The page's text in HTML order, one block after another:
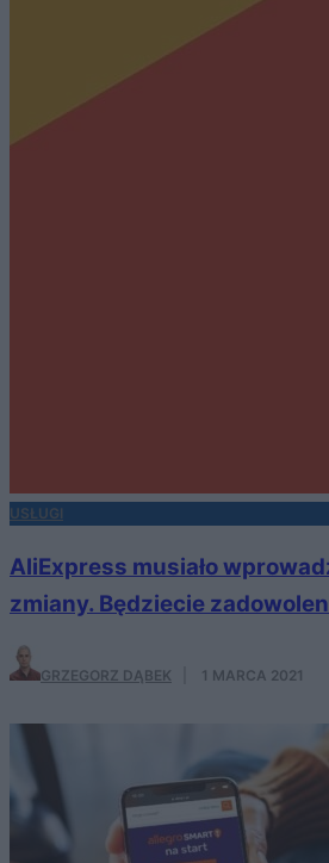
USŁUGI
AliExpress musiało
zmiany. Będziecie
GRZEGORZ DĄBEK 1 MARCA 2021